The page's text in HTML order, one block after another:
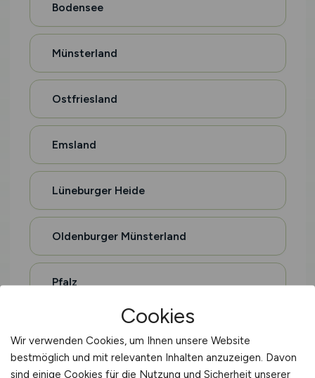
Bodensee
Münsterland
Ostfriesland
Emsland
Lüneburger Heide
Oldenburger Münsterland
Pfalz
Moselregion
Cookies
Wir verwenden Cookies, um Ihnen unsere Website
bestmöglich und mit relevanten Inhalten anzuzeigen. Davon
sind einige Cookies für die Nutzung und Sicherheit unserer